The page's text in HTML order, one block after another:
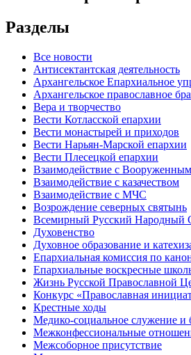
Разделы
Все новости
Антисектантская деятельность
Архангельское Епархиальное
Архангельское православное
Вера и творчество
Вести Котласской епархии
Вести монастырей и приходов
Вести Нарьян-Марской епархии
Вести Плесецкой епархии
Взаимодействие с
Взаимодействие с казачеством
Взаимодействие с МЧС
Возрождение северных святынь
Всемирный Русский Народный
Духовенство
Духовное образование и
Епархиальная комиссия по
Епархиальные воскресные
Жизнь Русской Православной
Конкурс «Православная
Крестные ходы
Медико-социальное служение и
Межконфессиональные
Межсоборное присутствие